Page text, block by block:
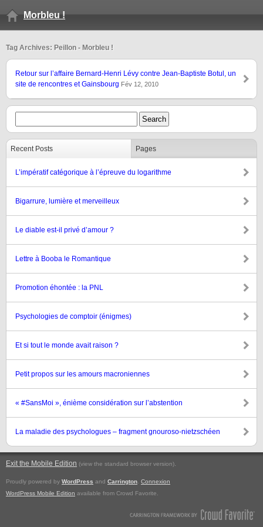
Morbleu !
Tag Archives: Peillon - Morbleu !
Retour sur l’affaire Bernard-Henri Lévy contre Jean-Baptiste Botul, un
site de rencontres et Gainsbourg Fév 12, 2010
Recent Posts Pages
L’impératif catégorique à l’épreuve du logarithme
Bigarrure, lumière et merveilleux
Le diable est-il privé d’amour ?
Lettre à Booba le Romantique
Promotion éhontée : la PNL
Psychologies de comptoir (énigmes)
Et si tout le monde avait raison ?
Petit propos sur les amours macroniennes
« #SansMoi », énième considération sur l’abstention
La maladie des psychologues – fragment gnouroso-nietzschéen
Exit the Mobile Edition (view the standard browser version).
Proudly powered by WordPress and Carrington Connexion
WordPress Mobile Edition available from Crowd Favorite.